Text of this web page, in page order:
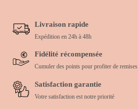
Livraison rapide
Expédition en 24h à 48h
Fidélité récompensée
Cumuler des points pour profiter de remises
Satisfaction garantie
Votre satisfaction est notre priorité